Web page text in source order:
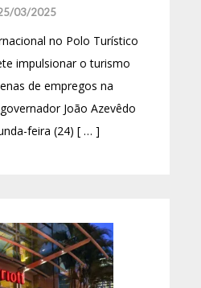
03/2025
no Polo Turístico
impulsionar o turismo
de empregos na
João Azevêdo
feira (24) [ … ]